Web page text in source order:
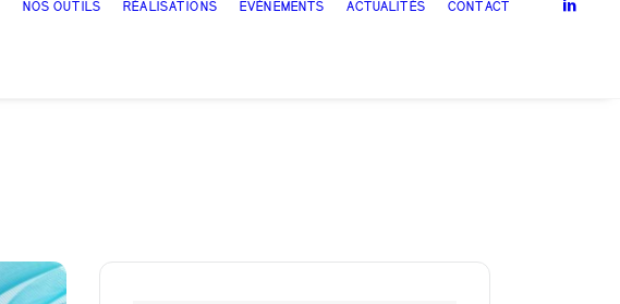
NOS OUTILS RÉALISATIONS EVÈNEMENTS ACTUALITÉS CONTACT